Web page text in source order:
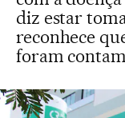
diz estar
reconhece
foram